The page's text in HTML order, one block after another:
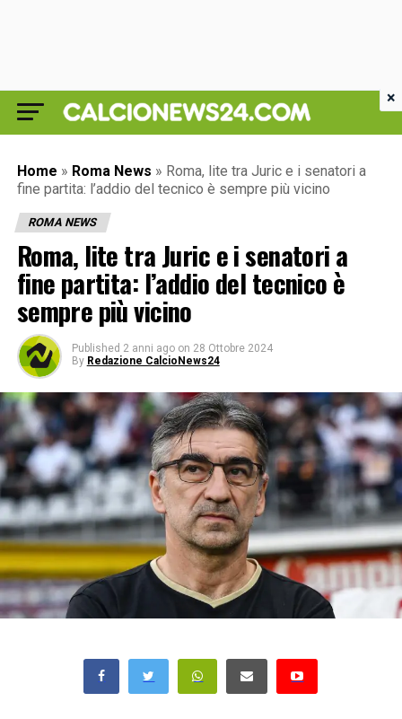
Home » Roma News » Roma, lite tra Juric e i senatori a
fine partita: l’addio del tecnico è sempre più vicino
ROMA NEWS
Roma, lite tra Juric e i senatori a
fine partita: l’addio del tecnico è
sempre più vicino
Published 2 anni ago on 28 Ottobre 2024
By Redazione CalcioNews24
×